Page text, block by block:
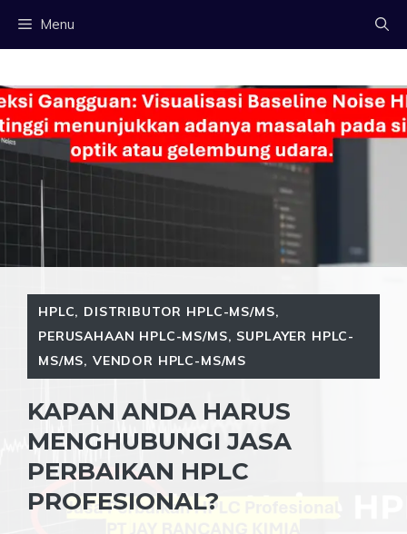
Menu
HPLC, DISTRIBUTOR HPLC-MS/MS,
PERUSAHAAN HPLC-MS/MS, SUPLAYER HPLC-
MS/MS, VENDOR HPLC-MS/MS
KAPAN ANDA HARUS
MENGHUBUNGI JASA
PERBAIKAN HPLC
PROFESIONAL?